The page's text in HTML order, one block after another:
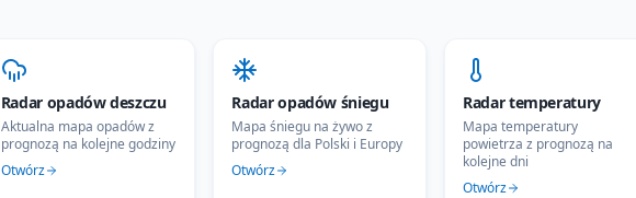
Radar opadów deszczu
Aktualna mapa opadów z
prognozą na kolejne godziny
Otwórz
Radar opadów śniegu
Mapa śniegu na żywo z
prognozą dla Polski i Europy
Otwórz
Radar temperatury
Mapa temperatury
powietrza z prognozą na
kolejne dni
Otwórz